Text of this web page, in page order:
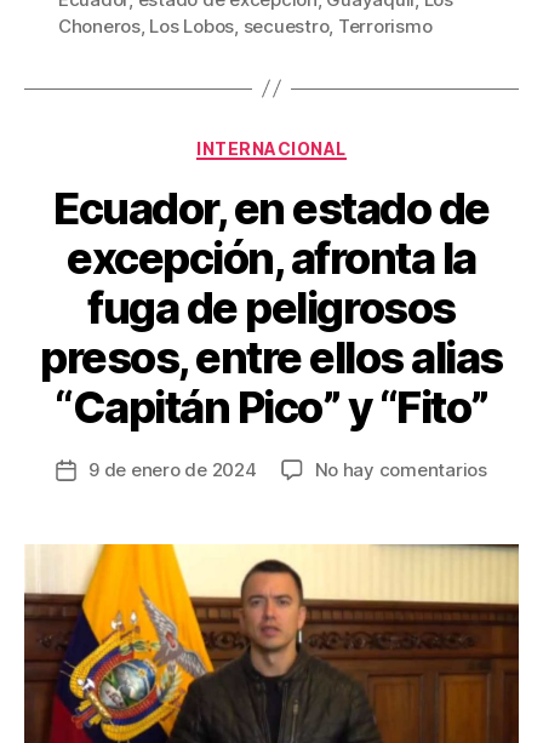
b
o
st ar
Choneros, Los Lobos, secuestro, Terrorismo
Categorías
INTERNACIONAL
Ecuador, en estado de
excepción, afronta la
fuga de peligrosos
presos, entre ellos alias
“Capitán Pico” y “Fito”
Fecha
entrada
9 de enero de 2024 No hay comentariosen
la
fuga